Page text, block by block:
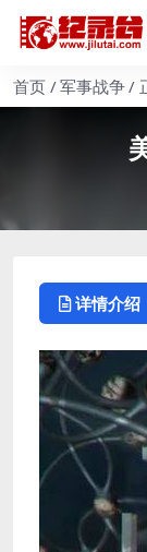
首页 军事战争
详情介绍